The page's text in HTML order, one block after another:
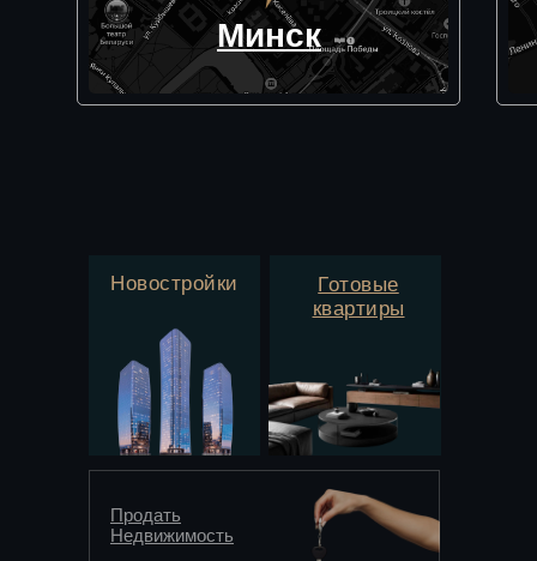
Минск
Продать
Недвижимость
Новостройки
Готовые
квартиры